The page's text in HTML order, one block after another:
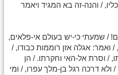
/ והנה-זה בא המגיד ויאמר
/ שמעתי כי-יש בעולם אי-פלאים,
/ ואמר: אגלה אזן רוממות כבודו, /
/ וסרת אל-האי וחקרתו. / הן
ולא דרכה רגל בן-מלך עפרו, / ומי